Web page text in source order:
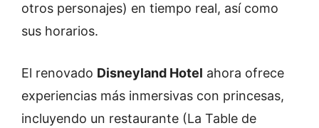
otros personajes) en tiempo real, así como
sus horarios.
El renovado Disneyland Hotel ahora ofrece
experiencias más inmersivas con princesas,
incluyendo un restaurante (La Table de